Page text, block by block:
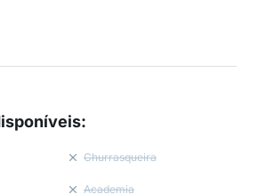
:
Churrasqueira
Academia